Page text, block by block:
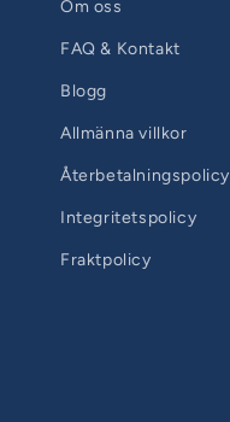
Om oss
FAQ & Kontakt
Blogg
Allmänna villkor
Återbetalningspolicy
Integritetspolicy
Fraktpolicy